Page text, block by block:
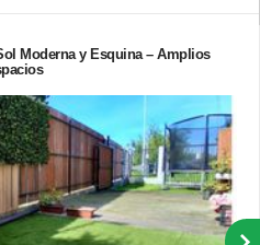
Moderna y Esquina – Amplios